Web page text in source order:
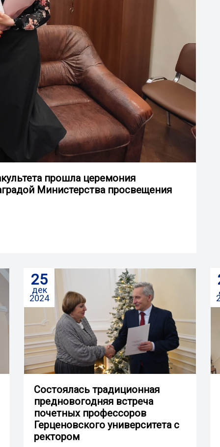
прошла церемония
Министерства просвещения
25
дек
2024
Cостоялась традиционная
предновогодняя встреча
почетных профессоров
Герценовского университета с
ректором